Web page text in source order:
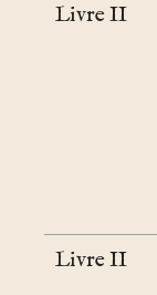
Livre II
Livre II